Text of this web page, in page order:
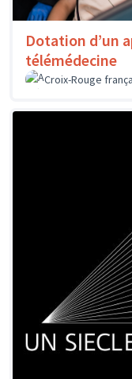
Dotation d’un
télémédecine
Croix-Rouge